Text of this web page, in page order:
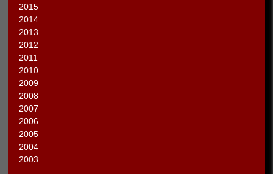
2015
2014
2013
2012
2011
2010
2009
2008
2007
2006
2005
2004
2003